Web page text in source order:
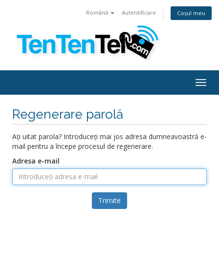
Română Autentificare Coșul meu
Regenerare parolă
Ați uitat parola? Introduceți mai jos adresa dumneavoastră e-
mail pentru a începe procesul de regenerare.
Adresa e-mail
Trimite